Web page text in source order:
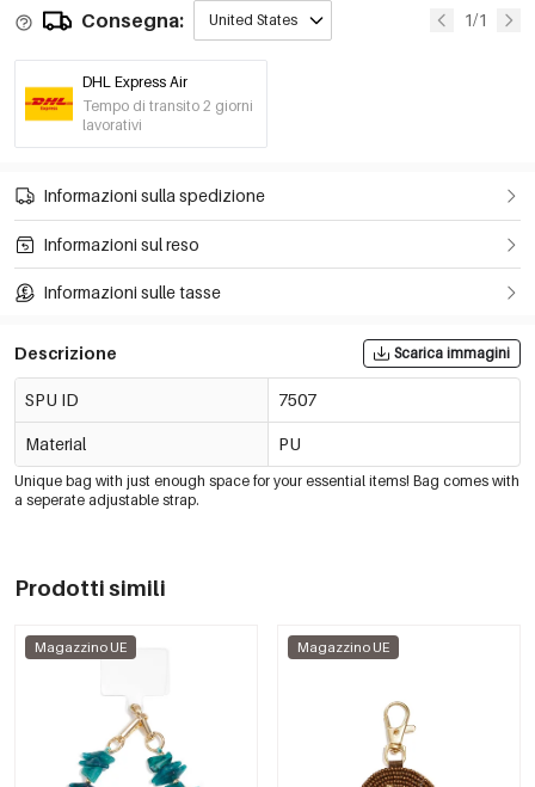
Consegna: United States 1/1
DHL Express Air
Tempo di transito 2 giorni
lavorativi
Informazioni sulla spedizione
Informazioni sul reso
Informazioni sulle tasse
Descrizione Scarica immagini
SPU ID 7507
Material PU
Unique bag with just enough space for your essential items! Bag comes with
a seperate adjustable strap.
Prodotti simili
Magazzino UE Magazzino UE